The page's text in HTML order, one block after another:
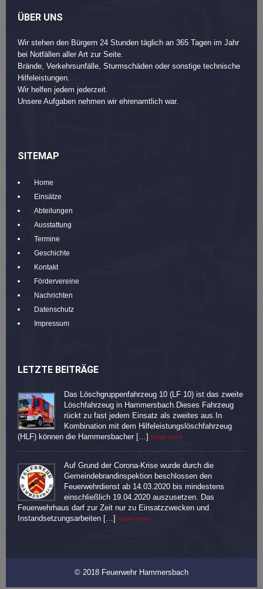
ÜBER UNS
Wir stehen den Bürgern 24 Stunden täglich an 365 Tagen im Jahr
bei Notfällen aller Art zur Seite.
Brände, Verkehrsunfälle, Sturmschäden oder sonstige technische
Hilfeleistungen.
Wir helfen jedem jederzeit.
Unsere Aufgaben nehmen wir ehrenamtlich war.
SITEMAP
Home
Einsätze
Abteilungen
Ausstattung
Termine
Geschichte
Kontakt
Fördervereine
Nachrichten
Datenschutz
Impressum
LETZTE BEITRÄGE
Das Löschgruppenfahrzeug 10 (LF 10) ist das zweite
Löschfahrzeug in Hammersbach.Dieses Fahrzeug
rückt zu fast jedem Einsatz als zweites aus.In
Kombination mit dem Hilfeleistungslöschfahrzeug
(HLF) können die Hammersbacher […] Read more
Auf Grund der Corona-Krise wurde durch die
Gemeindebrandinspektion beschlossen den
Feuerwehrdienst ab 14.03.2020 bis mindestens
einschließlich 19.04.2020 auszusetzen. Das
Feuerwehrhaus darf zur Zeit nur zu Einsatzzwecken und
Instandsetzungsarbeiten […] Read more
© 2018 Feuerwehr Hammersbach